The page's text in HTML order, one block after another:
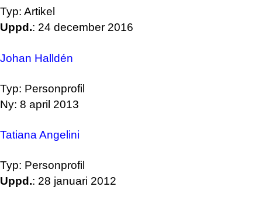
Typ: Artikel
Uppd.: 24 december 2016
Johan Halldén
Typ: Personprofil
Ny: 8 april 2013
Tatiana Angelini
Typ: Personprofil
Uppd.: 28 januari 2012